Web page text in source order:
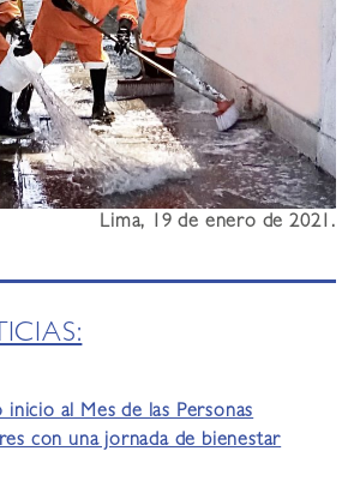
Lima, 19 de enero de 2021.
al Mes de las Personas
con una jornada de bienestar